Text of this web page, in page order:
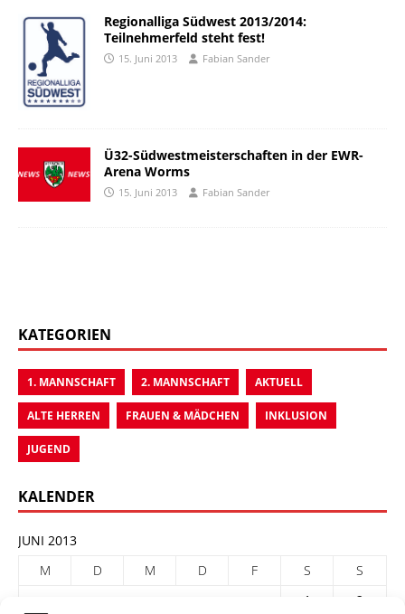
Regionalliga Südwest 2013/2014:
Teilnehmerfeld steht fest!
15. Juni 2013 Fabian Sander
Ü32-Südwestmeisterschaften in der EWR-
Arena Worms
15. Juni 2013 Fabian Sander
KATEGORIEN
1. MANNSCHAFT 2. MANNSCHAFT AKTUELL
ALTE HERREN FRAUEN & MÄDCHEN INKLUSION
JUGEND
KALENDER
JUNI 2013
M
D M D F S
S
1
2